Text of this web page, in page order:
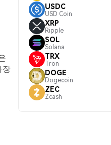
장
USDC
USD Coin
XRP
Ripple
SOL
Solana
TRX
Tron
DOGE
Dogecoin
ZEC
Zcash